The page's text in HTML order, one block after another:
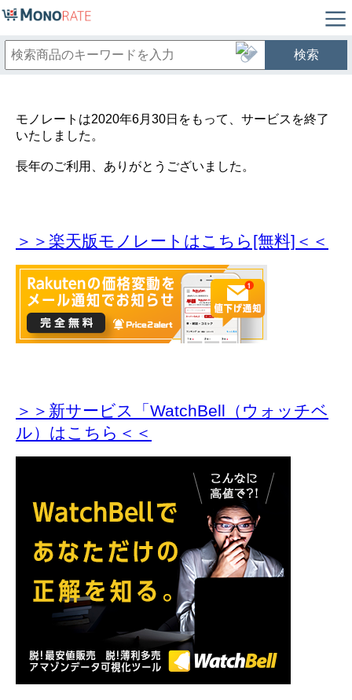
検索
モノレートは2020年6月30日をもって、サービスを終了
いたしました。
長年のご利用、ありがとうございました。
＞＞楽天版モノレートはこちら[無料]＜＜
＞＞新サービス「WatchBell（ウォッチベ
ル）はこちら＜＜